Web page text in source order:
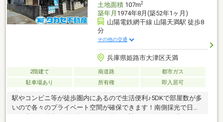
土地面積107m2
築年月 1974年8月(築52年1ヶ月)
山陽電鉄網干線 山陽天満駅 徒歩8
分
その他の交通
兵庫県姫路市大津区天満
2階建て 南道路
都市ガス
駐車場あり
所有権 即入居可
駅やコンビニ等が徒歩圏内にあるので生活便利♪5DKで部屋数が多
いので各々のプライベート空間が確保できます！南側採光で日当